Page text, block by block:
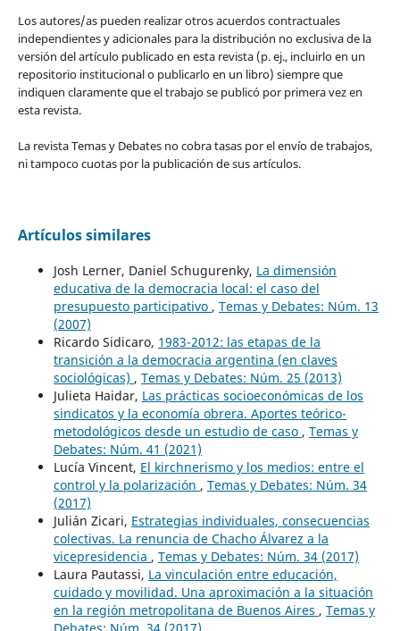
Los autores/as pueden realizar otros acuerdos contractuales
independientes y adicionales para la distribución no exclusiva de la
versión del artículo publicado en esta revista (p. ej., incluirlo en un
repositorio institucional o publicarlo en un libro) siempre que
indiquen claramente que el trabajo se publicó por primera vez en
esta revista.
La revista Temas y Debates no cobra tasas por el envío de trabajos,
ni tampoco cuotas por la publicación de sus artículos.
Artículos similares
Josh Lerner, Daniel Schugurenky, La dimensión
educativa de la democracia local: el caso del
presupuesto participativo , Temas y Debates: Núm. 13
(2007)
Ricardo Sidicaro, 1983-2012: las etapas de la
transición a la democracia argentina (en claves
sociológicas) , Temas y Debates: Núm. 25 (2013)
Julieta Haidar, Las prácticas socioeconómicas de los
sindicatos y la economía obrera. Aportes teórico-
metodológicos desde un estudio de caso , Temas y
Debates: Núm. 41 (2021)
Lucía Vincent, El kirchnerismo y los medios: entre el
control y la polarización , Temas y Debates: Núm. 34
(2017)
Julián Zicari, Estrategias individuales, consecuencias
colectivas. La renuncia de Chacho Álvarez a la
vicepresidencia , Temas y Debates: Núm. 34 (2017)
Laura Pautassi, La vinculación entre educación,
cuidado y movilidad. Una aproximación a la situación
en la región metropolitana de Buenos Aires , Temas y